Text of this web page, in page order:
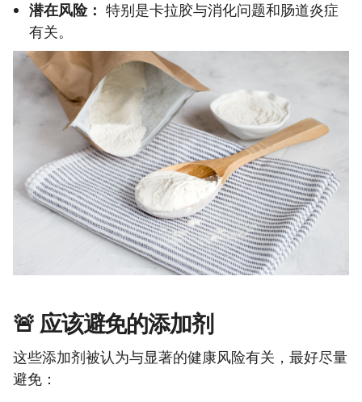
潜在风险： 特别是卡拉胶与消化问题和肠道炎症
有关。
🚨 应该避免的添加剂
这些添加剂被认为与显著的健康风险有关，最好尽量
避免：